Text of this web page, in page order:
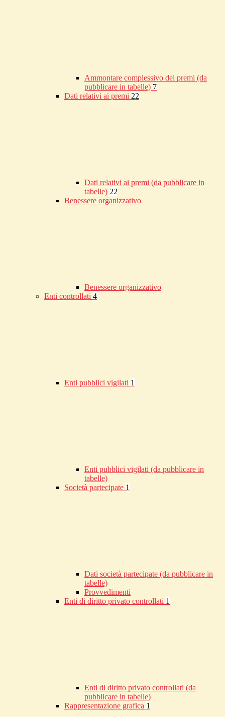
Ammontare complessivo dei premi (da
pubblicare in tabelle) 7
Dati relativi ai premi 22
Dati relativi ai premi (da pubblicare in
tabelle) 22
Benessere organizzativo
Benessere organizzativo
Enti controllati 4
Enti pubblici vigilati 1
Enti pubblici vigilati (da pubblicare in
tabelle)
Società partecipate 1
Dati società partecipate (da pubblicare in
tabelle)
Provvedimenti
Enti di diritto privato controllati 1
Enti di diritto privato controllati (da
pubblicare in tabelle)
Rappresentazione grafica 1